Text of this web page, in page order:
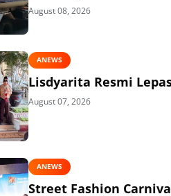
August 08, 2026
ANEWS
Lisdyarita Resmi
August 07, 2026
ANEWS
Street Fashion